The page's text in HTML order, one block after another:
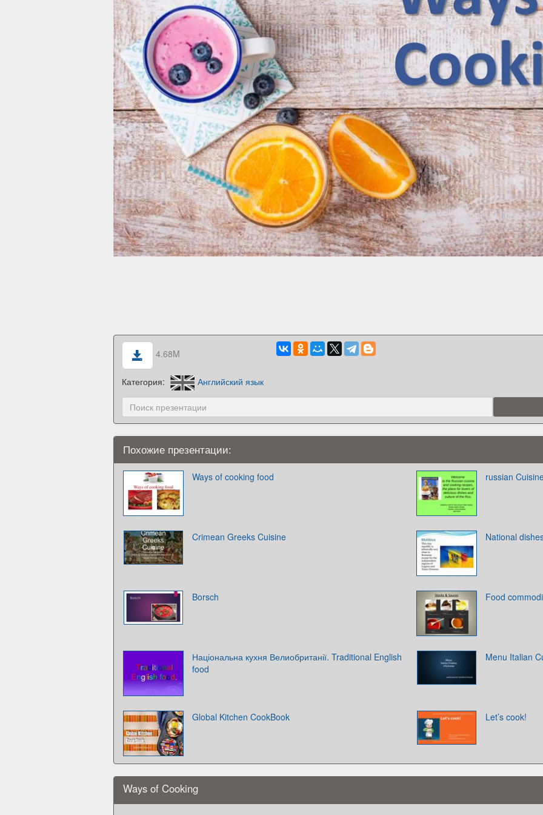
4.68M
Категория: Английский язык
Похожие презентации:
Ways of cooking food russian
Crimean Greeks Cuisine National
Borsch Food
Національна кухня Велиобританії. Traditional English
food
Menu Italian
Global Kitchen CookBook Let’s cook!
Ways of Cooking